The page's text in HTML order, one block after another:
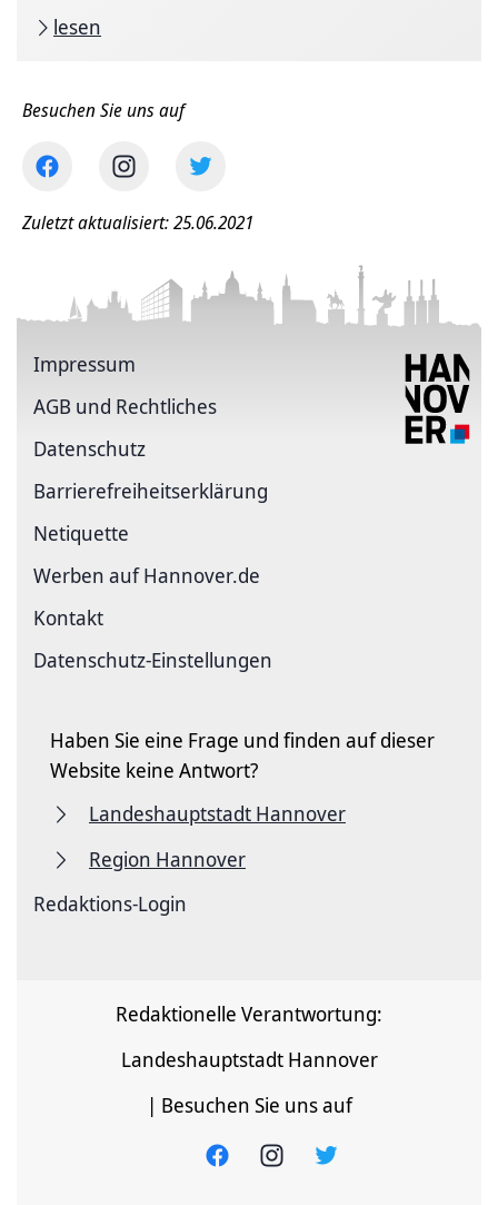
lesen
Besuchen Sie uns auf
Zuletzt aktualisiert: 25.06.2021
Impressum
AGB und Rechtliches
Datenschutz
Barriere­freiheits­erklärung
Netiquette
Werben auf Hannover.de
Kontakt
Datenschutz-Einstellungen
Haben Sie eine Frage und finden auf dieser
Website keine Antwort?
Landeshauptstadt Hannover
Region Hannover
Redaktions-Login
Redaktionelle Verantwortung:
Landeshauptstadt Hannover
| Besuchen Sie uns auf